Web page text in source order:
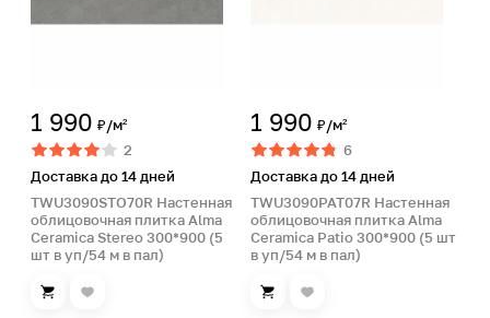
1 990 ₽/м²
2
Доставка до 14 дней
TWU3090STO70R Настенная
облицовочная плитка Alma
Ceramica Stereo 300*900 (5
шт в уп/54 м в пал)
1 990 ₽/м²
6
Доставка до 14 дней
TWU3090PAT07R Настенная
облицовочная плитка Alma
Ceramica Patio 300*900 (5 шт
в уп/54 м в пал)